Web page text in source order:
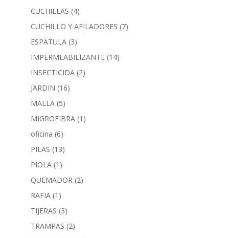
CUCHILLAS (4)
CUCHILLO Y AFILADORES (7)
ESPATULA (3)
IMPERMEABILIZANTE (14)
INSECTICIDA (2)
JARDIN (16)
MALLA (5)
MIGROFIBRA (1)
oficina (6)
PILAS (13)
PIOLA (1)
QUEMADOR (2)
RAFIA (1)
TIJERAS (3)
TRAMPAS (2)